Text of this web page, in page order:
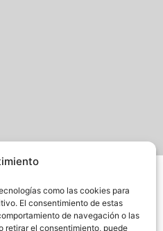
como las cookies para
El consentimiento de estas
de navegación o las
retirar el consentimiento, puede